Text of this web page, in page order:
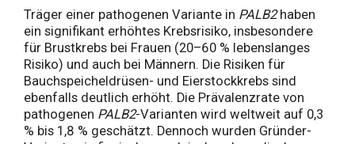
Träger einer pathogenen Variante in PALB2haben
ein signifikant erhöhtes Krebsrisiko, insbesondere
für Brustkrebs bei Frauen (20–60 % lebenslanges
Risiko) und auch bei Männern. Die Risiken für
Bauchspeicheldrüsen- und Eierstockkrebs sind
ebenfalls deutlich erhöht. Die Prävalenzrate von
pathogenen PALB2-Varianten wird weltweit auf 0,3
% bis 1,8 % geschätzt. Dennoch wurden Gründer-